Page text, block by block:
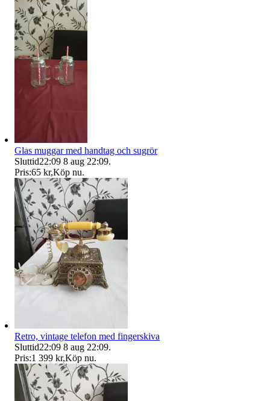
Glas muggar med handtag och sugrör
Sluttid22:09 8 aug 22:09.
Pris:65 kr,Köp nu.
Retro, vintage telefon med fingerskiva
Sluttid22:09 8 aug 22:09.
Pris:1 399 kr,Köp nu.